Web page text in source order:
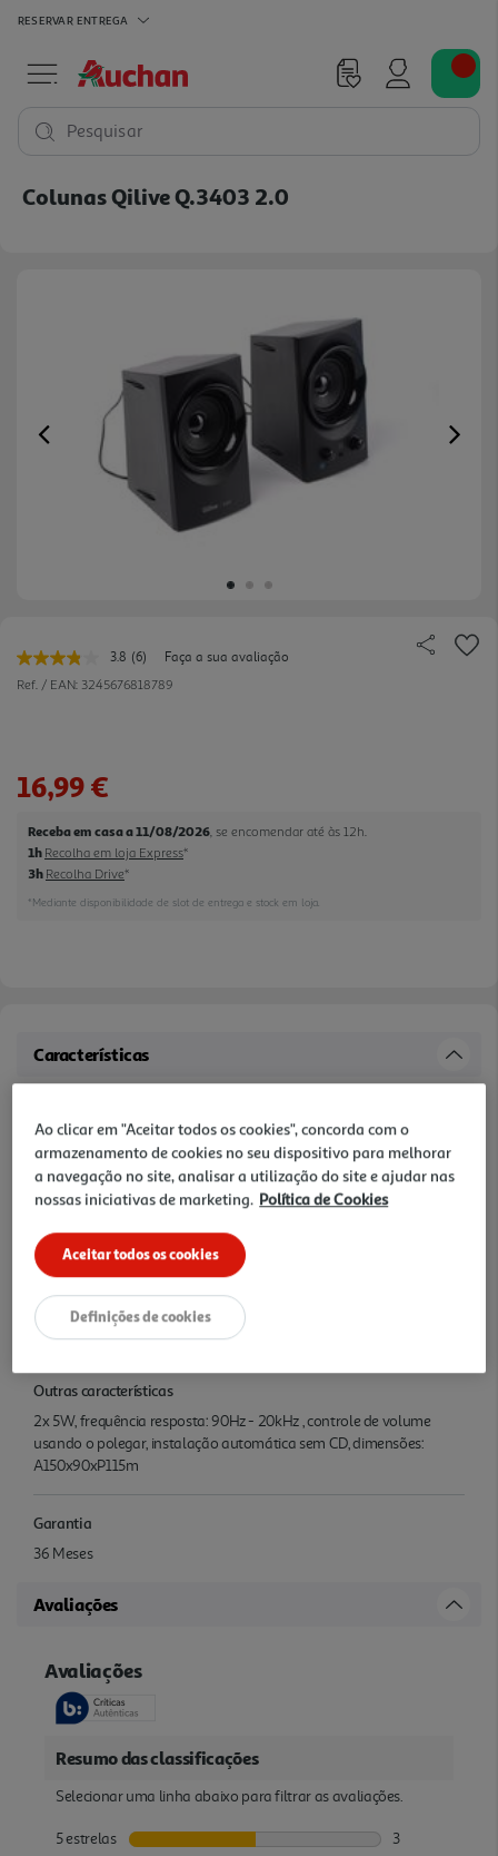
RESERVAR ENTREGA
Pesquisar
Colunas Qilive Q.3403 2.0
Previous
3.8 Leu
6
(6)
Faça a sua avaliação
Ref. / EAN: 3245676818789
16,99 €
Receba em casa a 11/08/2026, se encomendar até às 12h.
1h Recolha em loja Express*
3h Recolha Drive*
*Mediante disponibilidade de slot de entrega e stock em loja.
Características
SAS OIA, 200, rue de la Recherche, Le Colibri BP 169, 59650
Villeneuve d'Ascq, France www.auchanretail.com/contact
10
Conectividade
Jack stereo 3.5mm Compatível com PC, MP3, TV, Smartphone,
Outras características
2x 5W, frequência resposta: 90Hz - 20kHz , controle de volume
usando o polegar, instalação automática sem CD, dimensões:
A150x90xP115m
Garantia
36 Meses
Avaliações
Ao clicar em "Aceitar todos os cookies", concorda com o
armazenamento de cookies no seu dispositivo para melhorar
a navegação no site, analisar a utilização do site e ajudar nas
nossas iniciativas de marketing. Política de Cookies
Aceitar todos os cookies
Definições de cookies